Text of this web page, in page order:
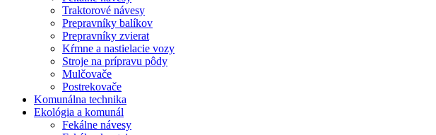
Traktorové návesy
Prepravníky balíkov
Prepravníky zvierat
Kŕmne a nastielacie vozy
Stroje na prípravu pôdy
Mulčovače
Postrekovače
Komunálna technika
Ekológia a komunál
Fekálne návesy